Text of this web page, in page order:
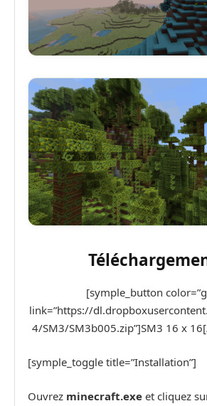
[symple_button
link=”https://
4/SM3/SM3b005.zip”]SM3 16 x
[symple_toggle title=”Installation”]
Ouvrez minecraft.exe et cliquez